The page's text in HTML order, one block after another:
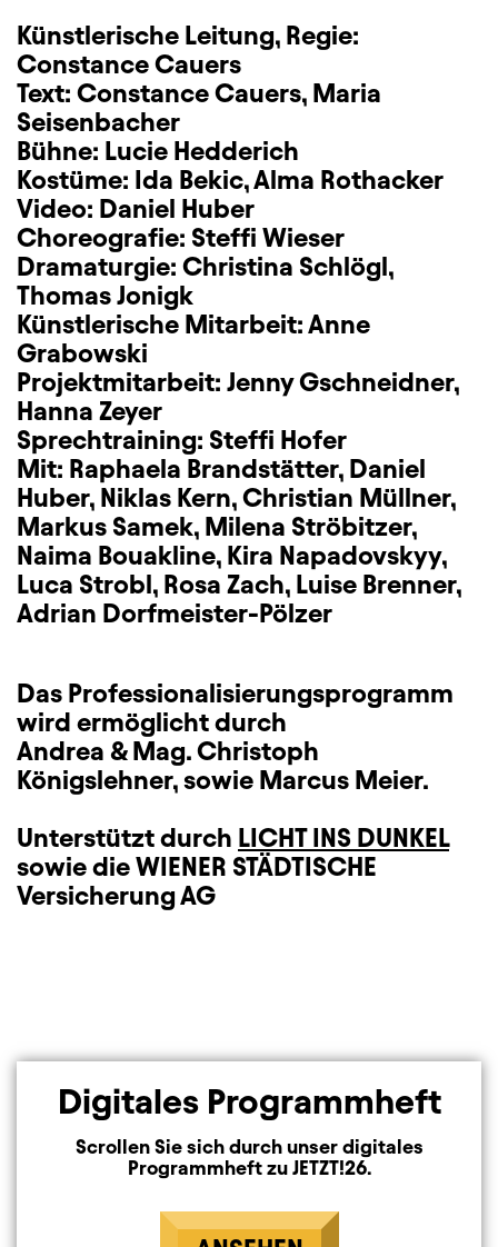
Künstlerische Leitung, Regie:
Constance Cauers
Text: Constance Cauers, Maria
Seisenbacher
Bühne: Lucie Hedderich
Kostüme: Ida Bekic, Alma Rothacker
Video: Daniel Huber
Choreografie: Steffi Wieser
Dramaturgie: Christina Schlögl,
Thomas Jonigk
Künstlerische Mitarbeit: Anne
Grabowski
Projektmitarbeit: Jenny Gschneidner,
Hanna Zeyer
Sprechtraining: Steffi Hofer
Mit: Raphaela Brandstätter, Daniel
Huber, Niklas Kern, Christian Müllner,
Markus Samek, Milena Ströbitzer,
Naima Bouakline, Kira Napadovskyy,
Luca Strobl, Rosa Zach, Luise Brenner,
Adrian Dorfmeister-Pölzer
Das Professionalisierungsprogramm
wird ermöglicht durch
Andrea & Mag. Christoph
Königslehner,sowie Marcus Meier.
Unterstützt durch LICHT INS DUNKEL
sowie die WIENER STÄDTISCHE
Versicherung AG
Digitales Programmheft
Scrollen Sie sich durch unser digitales
Programmheft zu JETZT!26.